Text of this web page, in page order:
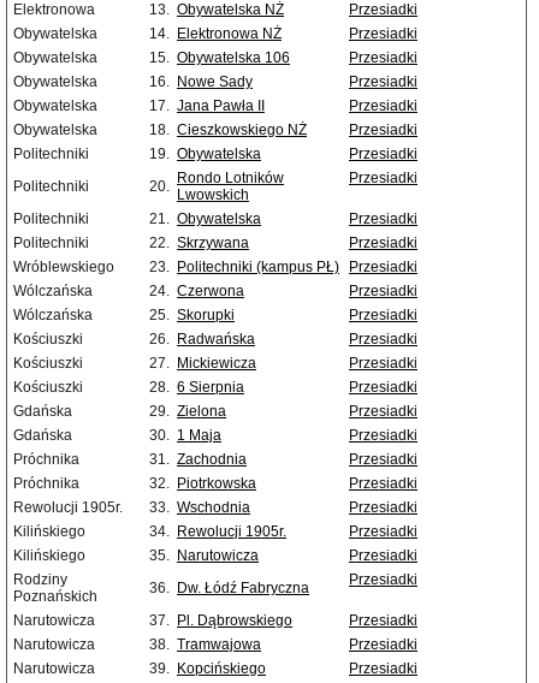
Elektronowa
13. Obywatelska NŻ
Przesiadki
Obywatelska
14. Elektronowa NŻ
Przesiadki
Obywatelska
15. Obywatelska 106
Przesiadki
Obywatelska
16. Nowe Sady
Przesiadki
Obywatelska
17. Jana Pawła II
Przesiadki
Obywatelska
18. Cieszkowskiego NŻ
Przesiadki
Politechniki
19. Obywatelska
Przesiadki
Politechniki
20. Rondo Lotników
Lwowskich
Przesiadki
Politechniki 21. Obywatelska
Przesiadki
Politechniki
22. Skrzywana
Przesiadki
Wróblewskiego
23. Politechniki (kampus PŁ)
Przesiadki
Wólczańska
24. Czerwona
Przesiadki
Wólczańska
25. Skorupki
Przesiadki
Kościuszki
26. Radwańska
Przesiadki
Kościuszki
27. Mickiewicza
Przesiadki
Kościuszki
28. 6 Sierpnia
Przesiadki
Gdańska
29. Zielona
Przesiadki
Gdańska
30. 1 Maja
Przesiadki
Próchnika
31. Zachodnia
Przesiadki
Próchnika
32. Piotrkowska
Przesiadki
Rewolucji 1905r.
33. Wschodnia
Przesiadki
Kilińskiego
34. Rewolucji 1905r.
Przesiadki
Kilińskiego
35. Narutowicza
Przesiadki
Rodziny
Poznańskich
36. Dw. Łódź Fabryczna Przesiadki
Narutowicza 37. Pl. Dąbrowskiego
Przesiadki
Narutowicza
38. Tramwajowa
Przesiadki
Narutowicza
39. Kopcińskiego
Przesiadki